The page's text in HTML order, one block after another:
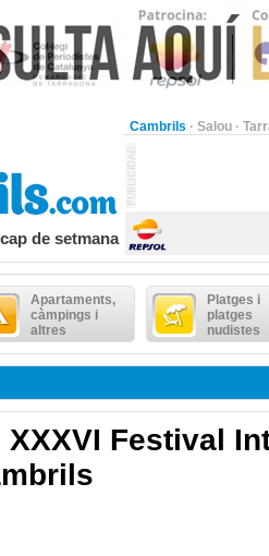
Cambrils · Salou ·
de setmana
Apartaments,
càmpings i
altres
Platges i
platges
nudistes
Festival